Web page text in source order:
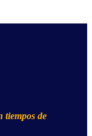
tiempos de